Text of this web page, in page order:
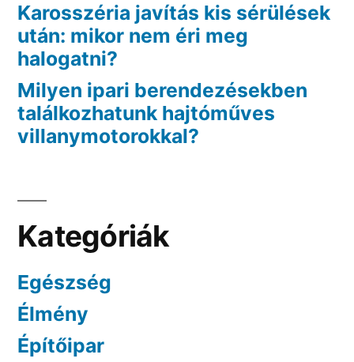
Karosszéria javítás kis sérülések
után: mikor nem éri meg
halogatni?
Milyen ipari berendezésekben
találkozhatunk hajtóműves
villanymotorokkal?
Kategóriák
Egészség
Élmény
Építőipar